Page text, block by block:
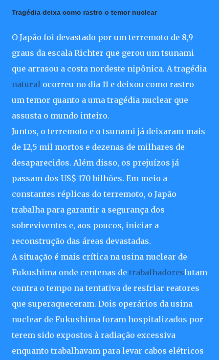
Tragédia deixa como rastro o temor nuclear
O Japão foi devastado por um terremoto de 8,9
graus da escala Richter que gerou um tsunami
que arrasou a costa nordeste nipônica. A tragédia
natural ocorreu no dia 11 e deixou como rastro
um temor quanto a uma tragédia nuclear que
assusta o mundo inteiro.
Juntos, o terremoto e o tsunami já deixaram mais
de 12,5 mil mortos e dezenas de milhares de
desaparecidos. Além disso, os prejuízos já
passam dos US$ 170 bilhões. Em meio a
constantes réplicas do terremoto, o Japão
trabalha para garantir a segurança dos
sobreviventes e, aos poucos, iniciar a
reconstrução das áreas devastadas.
A situação é mais crítica na usina nuclear de
Fukushima onde centenas de trabalhadoreslutam
contra o tempo na tentativa de resfriar reatores
que superaqueceram. Dois operários da usina
nuclear de Fukushima foram hospitalizados por
terem sido expostos à radiação excessiva
enquanto trabalhavam para levar cabos elétricos